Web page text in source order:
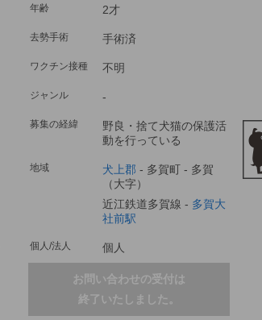
年齢 2才
去勢手術 手術済
ワクチン接種 不明
ジャンル -
募集の経緯
野良・捨て犬猫の保護活
動を行っている
地域 犬上郡 - 多賀町 - 多賀
（大字）
近江鉄道多賀線 - 多賀大
社前駅
個人/法人 個人
お問い合わせの受付は
終了いたしました。